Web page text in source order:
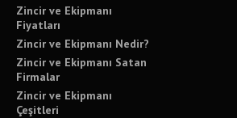
Zincir ve Ekipmanı
Fiyatları
Zincir ve Ekipmanı Nedir?
Zincir ve Ekipmanı Satan
Firmalar
Zincir ve Ekipmanı
Çeşitleri